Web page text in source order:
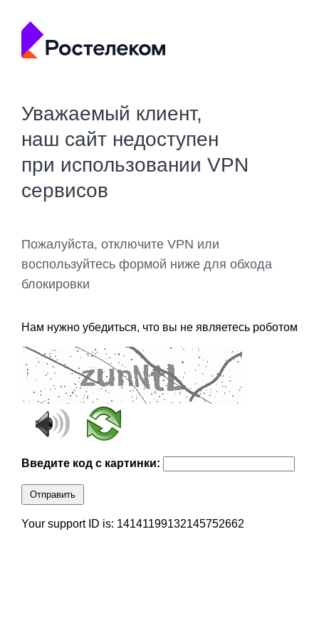
Уважаемый клиент,
наш сайт недоступен
при использовании VPN
сервисов
Пожалуйста, отключите VPN или
воспользуйтесь формой ниже для обхода
блокировки
Нам нужно убедиться, что вы не являетесь роботом
Введите код с картинки:
Отправить
Your support ID is: 14141199132145752662